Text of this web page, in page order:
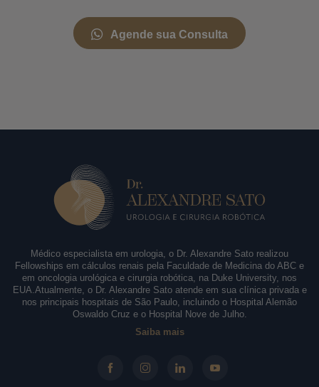
Agende sua Consulta
Médico especialista em urologia, o Dr. Alexandre Sato realizou
Fellowships em cálculos renais pela Faculdade de Medicina do ABC e
em oncologia urológica e cirurgia robótica, na Duke University, nos
EUA.Atualmente, o Dr. Alexandre Sato atende em sua clínica privada e
nos principais hospitais de São Paulo, incluindo o Hospital Alemão
Oswaldo Cruz e o Hospital Nove de Julho.
Saiba mais